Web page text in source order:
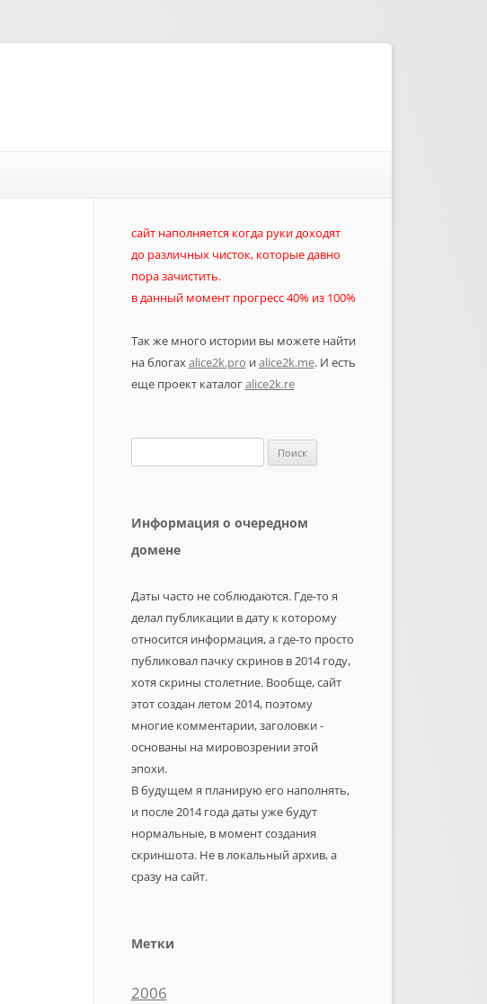
сайт наполняется когда руки доходят
до различных чисток, которые давно
пора зачистить.
в данный момент прогресс 40% из 100%
Так же много истории вы можете найти
на блогахalice2k.pro иalice2k.me. И есть
еще проект каталогalice2k.re
Информация о очередном
домене
Даты часто не соблюдаются. Где-то я
делал публикации в дату к которому
относится информация, а где-то просто
публиковал пачку скринов в 2014 году,
хотя скрины столетние. Вообще, сайт
этот создан летом 2014, поэтому
многие комментарии, заголовки -
основаны на мировозрении этой
эпохи.
В будущем я планирую его наполнять,
и после 2014 года даты уже будут
нормальные, в момент создания
скриншота. Не в локальный архив, а
сразу на сайт.
Метки
2006